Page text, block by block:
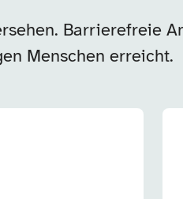
Barrierefreie
Menschen erreicht.